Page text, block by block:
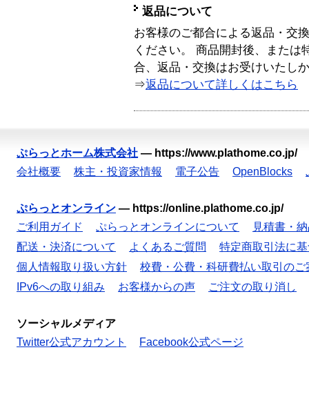
返品について
お客様のご都合による返品・交
ください。 商品開封後、または
合、返品・交換はお受けいたし
⇒返品について詳しくはこちら
ぷらっとホーム株式会社 — https://www.plathome.co.jp/
会社概要
株主・投資家情報 電子公告 OpenBlocks
ぷらっとオンライン — https://online.plathome.co.jp/
ご利用ガイド
ぷらっとオンラインについて
見積書・
配送・決済について
よくあるご質問
特定商取引法に
個人情報取り扱い方針
校費・公費・科研費払い取引のご
IPv6への取り組み
お客様からの声 ご注文の取り消し
ソーシャルメディア
Twitter公式アカウント
Facebook公式ページ